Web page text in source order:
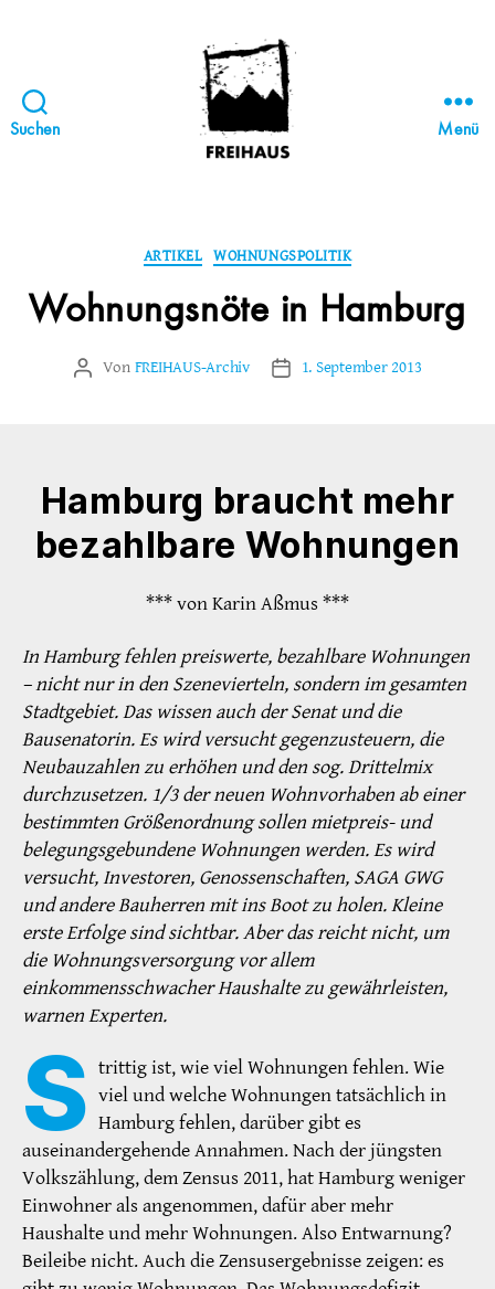
Suchen
STATTBAU
HAMBURG
Menü
Kategorien
ARTIKEL WOHNUNGSPOLITIK
Wohnungsnöte in Hamburg
Beitragsautor
Von FREIHAUS-Archiv Veröffentlichungsdatum
1. September 2013
Hamburg braucht mehr
bezahlbare Wohnungen
*** von Karin Aßmus ***
In Hamburg fehlen preiswerte, bezahlbare Wohnungen
– nicht nur in den Szenevierteln, sondern im gesamten
Stadtgebiet. Das wissen auch der Senat und die
Bausenatorin. Es wird versucht gegenzusteuern, die
Neubauzahlen zu erhöhen und den sog. Drittelmix
durchzusetzen. 1/3 der neuen Wohnvorhaben ab einer
bestimmten Größenordnung sollen mietpreis- und
belegungsgebundene Wohnungen werden. Es wird
versucht, Investoren, Genossenschaften, SAGA GWG
und andere Bauherren mit ins Boot zu holen. Kleine
erste Erfolge sind sichtbar. Aber das reicht nicht, um
die Wohnungsversorgung vor allem
einkommensschwacher Haushalte zu gewährleisten,
warnen Experten.
S trittig ist, wie viel Wohnungen fehlen. Wie
viel und welche Wohnungen tatsächlich in
Hamburg fehlen, darüber gibt es
auseinandergehende Annahmen. Nach der jüngsten
Volkszählung, dem Zensus 2011, hat Hamburg weniger
Einwohner als angenommen, dafür aber mehr
Haushalte und mehr Wohnungen. Also Entwarnung?
Beileibe nicht. Auch die Zensusergebnisse zeigen: es